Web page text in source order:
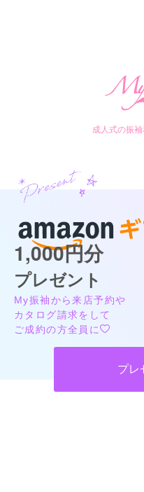
成人式の振
1,000円分
プレゼント
My振袖から来店予約や
カタログ請求をして
ご成約の方全員に
プレ